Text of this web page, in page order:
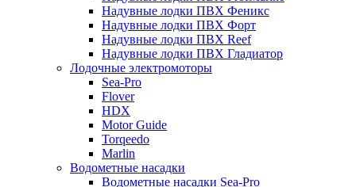
Надувные лодки ПВХ Феникс
Надувные лодки ПВХ Форт
Надувные лодки ПВХ Reef
Надувные лодки ПВХ Гладиатор
Лодочные электромоторы
Sea-Pro
Flover
HDX
Motor Guide
Torqeedo
Marlin
Водометные насадки
Водометные насадки Sea-Pro